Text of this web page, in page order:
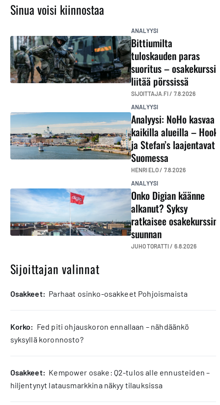
Sinua voisi kiinnostaa
ANALYYSI
Bittiumilta
tuloskauden paras
suoritus – osakekurssi
liitää pörssissä
SIJOITTAJA.FI / 7.8.2026
ANALYYSI
Analyysi: NoHo kasvaa
kaikilla alueilla – Hook
ja Stefan’s laajentavat
Suomessa
HENRI ELO / 7.8.2026
ANALYYSI
Onko Digian käänne
alkanut? Syksy
ratkaisee osakekurssin
suunnan
JUHO TORATTI / 6.8.2026
Sijoittajan valinnat
osakkeet: Parhaat osinko-osakkeet Pohjoismaista
korko: Fed piti ohjauskoron ennallaan – nähdäänkö
syksyllä koronnosto?
osakkeet: Kempower osake: Q2-tulos alle ennusteiden –
hiljentynyt latausmarkkina näkyy tilauksissa